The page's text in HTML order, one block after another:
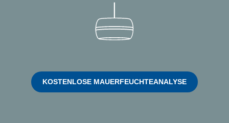
KOSTENLOSE MAUERFEUCHTEANALYSE